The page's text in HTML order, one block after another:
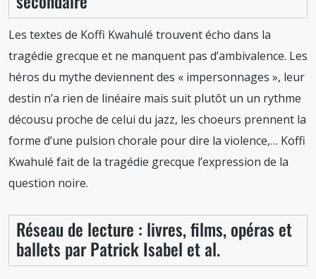
Les textes de Koffi Kwahulé trouvent écho dans la
tragédie grecque et ne manquent pas d’ambivalence. Les
héros du mythe deviennent des « impersonnages », leur
destin n’a rien de linéaire mais suit plutôt un un rythme
décousu proche de celui du jazz, les choeurs prennent la
forme d’une pulsion chorale pour dire la violence,… Koffi
Kwahulé fait de la tragédie grecque l’expression de la
question noire.
Réseau de lecture : livres, films, opéras et
ballets par Patrick Isabel et al.